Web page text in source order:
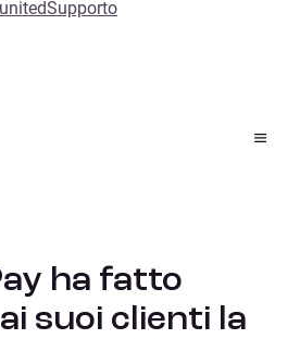
Supporto
ai suoi clienti la
ha fatto
suoi clienti la